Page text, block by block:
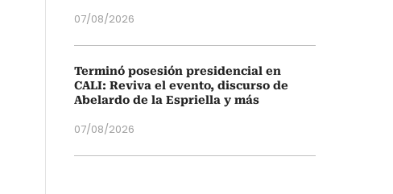
07/08/2026
Terminó posesión presidencial en
CALI: Reviva el evento, discurso de
Abelardo de la Espriella y más
07/08/2026